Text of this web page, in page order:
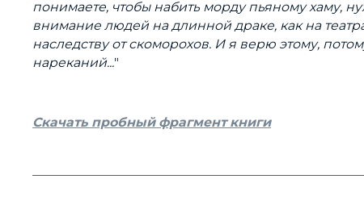
понимаете, чтобы набить морду пьяному хаму,
внимание людей на длинной драке, как на
наследству от скоморохов. И я верю этому,
нареканий..."
Скачать пробный фрагмент книги